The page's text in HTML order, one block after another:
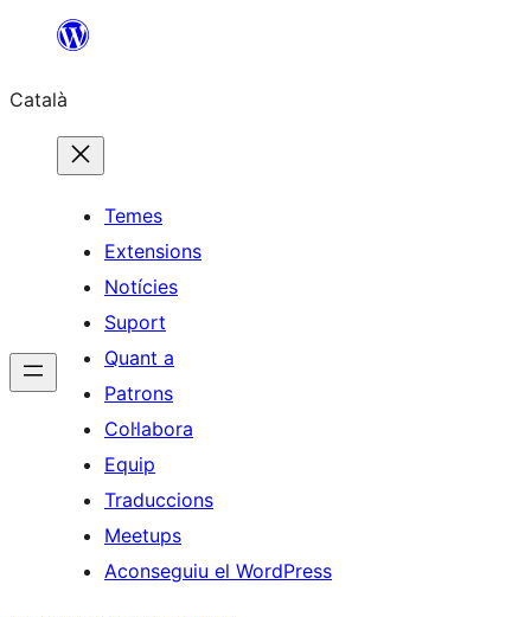
contingut
Català
Temes
Extensions
Notícies
Suport
Quant a
Patrons
Col·labora
Equip
Traduccions
Meetups
Aconseguiu el WordPress